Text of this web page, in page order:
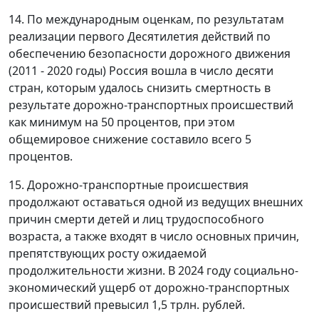
14. По международным оценкам, по результатам
реализации первого Десятилетия действий по
обеспечению безопасности дорожного движения
(2011 - 2020 годы) Россия вошла в число десяти
стран, которым удалось снизить смертность в
результате дорожно-транспортных происшествий
как минимум на 50 процентов, при этом
общемировое снижение составило всего 5
процентов.
15. Дорожно-транспортные происшествия
продолжают оставаться одной из ведущих внешних
причин смерти детей и лиц трудоспособного
возраста, а также входят в число основных причин,
препятствующих росту ожидаемой
продолжительности жизни. В 2024 году социально-
экономический ущерб от дорожно-транспортных
происшествий превысил 1,5 трлн. рублей.